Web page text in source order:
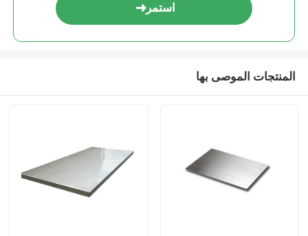
استمر
المنتجات الموصى بها